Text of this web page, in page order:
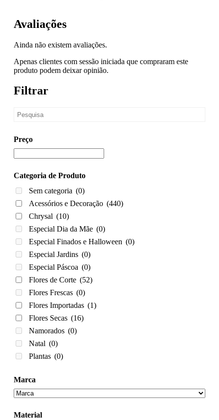
Avaliações
Ainda não existem avaliações.
Apenas clientes com sessão iniciada que compraram este
produto podem deixar opinião.
Filtrar
Preço
Categoria de Produto
Sem categoria (0)
Acessórios e Decoração (440)
Chrysal (10)
Especial Dia da Mãe (0)
Especial Finados e Halloween (0)
Especial Jardins (0)
Especial Páscoa (0)
Flores de Corte (52)
Flores Frescas (0)
Flores Importadas (1)
Flores Secas (16)
Namorados (0)
Natal (0)
Plantas (0)
Marca
Material